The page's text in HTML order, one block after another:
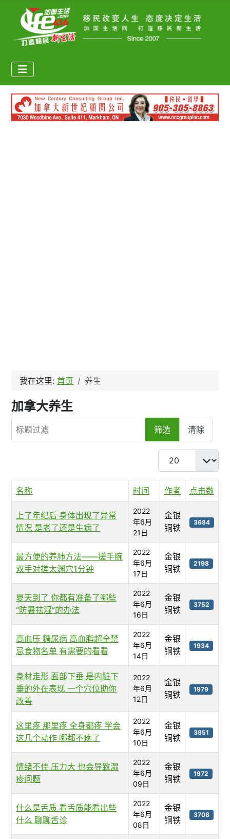
我在这里: 首页 养生
加拿大养生
标题过滤
筛选 清除
每页显示条数
名称 时间 作者 点击数
上了年纪后 身体出现了异常
情况 是老了还是生病了
2022
年6月
21日
金银
铜铁
3684
最方便的养肺方法——搓手腕
双手对搓太渊穴1分钟
2022
年6月
17日
金银
铜铁
2198
夏天到了 你都有准备了哪些
“防暑祛湿”的办法
2022
年6月
16日
金银
铜铁
3752
高血压 糖尿病 高血脂超全禁
忌食物名单 有需要的看看
2022
年6月
14日
金银
铜铁
1934
身材走形 面部下垂 是内脏下
垂的外在表现 一个穴位助你
改善
2022
年6月
12日
金银
铜铁
1979
这里疼 那里疼 全身都疼 学会
这几个动作 哪都不疼了
2022
年6月
10日
金银
铜铁
3851
情绪不佳 压力大 也会导致湿
疹问题
2022
年6月
09日
金银
铜铁
1972
什么是舌质 看舌质能看出些
什么 聊聊舌诊
2022
年6月
08日
金银
铜铁
3708